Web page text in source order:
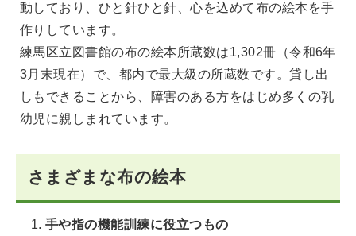
動しており、ひと針ひと針、心を込めて布の絵本を手
作りしています。
練馬区立図書館の布の絵本所蔵数は1,302冊（令和6年
3月末現在）で、都内で最大級の所蔵数です。貸し出
しもできることから、障害のある方をはじめ多くの乳
幼児に親しまれています。
さまざまな布の絵本
手や指の機能訓練に役立つもの